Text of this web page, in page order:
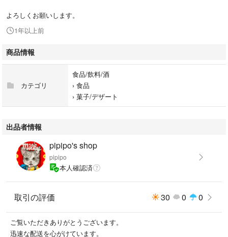
よろしくお願いします。
1年以上前
商品情報
カテゴリ
食品/飲料/酒
› 食品
› 菓子/デザート
出品者情報
pipipo's shop
pipipo
本人確認済
取引の評価 30 0 0
ご覧いただきありがとうございます。
迅速な配送を心がけています。